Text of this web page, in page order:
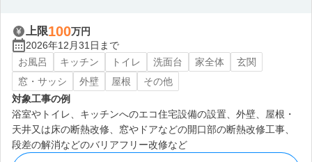
上限100万円
2026年12月31日まで
お風呂
キッチン トイレ 洗面台 家全体
玄関
窓・サッシ
外壁 屋根
その他
対象工事の例
浴室やトイレ、キッチンへのエコ住宅設備の設置、外壁、屋根・
天井又は床の断熱改修、窓やドアなどの開口部の断熱改修工事、
段差の解消などのバリアフリー改修など